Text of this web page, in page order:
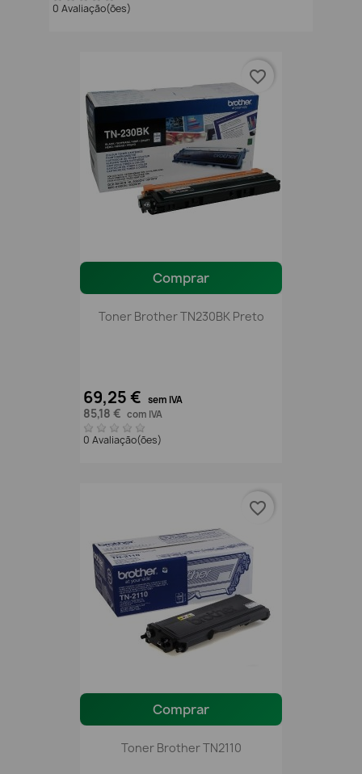
0 Avaliação(ões)
Comprar
Toner Brother TN230BK Preto
69,25 € sem IVA
85,18 € com IVA
0 Avaliação(ões)
favorite_border
Comprar
Toner Brother TN2110
favorite_border